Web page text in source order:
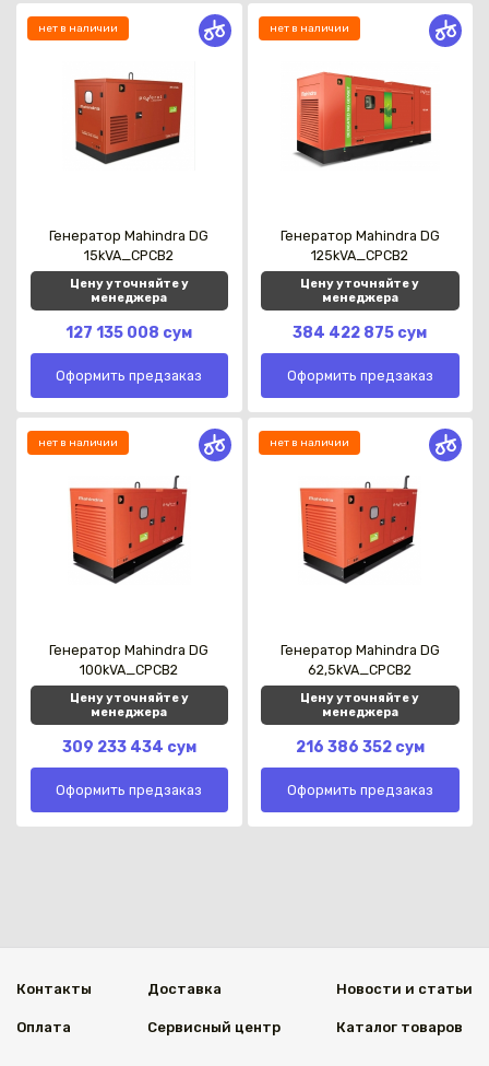
нет в наличии
Генератор Mahindra DG
15kVA_CPCB2
Цену уточняйте у
менеджера
127 135 008 сум
Оформить предзаказ
нет в наличии
Генератор Mahindra DG
125kVA_CPCB2
Цену уточняйте у
менеджера
384 422 875 сум
Оформить предзаказ
нет в наличии
Генератор Mahindra DG
100kVA_CPCB2
Цену уточняйте у
менеджера
309 233 434 сум
Оформить предзаказ
нет в наличии
Генератор Mahindra DG
62,5kVA_CPCB2
Цену уточняйте у
менеджера
216 386 352 сум
Оформить предзаказ
Контакты
Оплата
Доставка
Сервисный центр
Новости и статьи
Каталог товаров